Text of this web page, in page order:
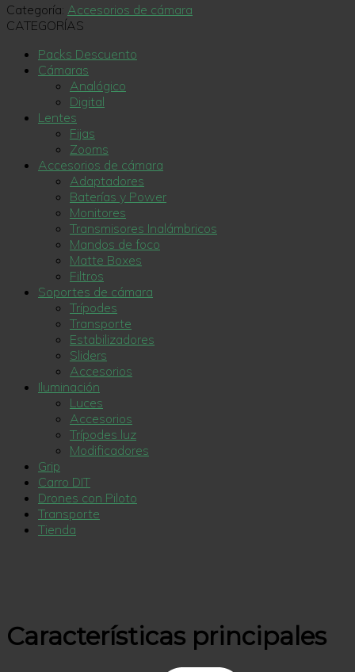
Categoría: Accesorios de cámara
CATEGORÍAS
Packs Descuento
Cámaras
Analógico
Digital
Lentes
Fijas
Zooms
Accesorios de cámara
Adaptadores
Baterías y Power
Monitores
Transmisores Inalámbricos
Mandos de foco
Matte Boxes
Filtros
Soportes de cámara
Trípodes
Transporte
Estabilizadores
Sliders
Accesorios
Iluminación
Luces
Accesorios
Trípodes luz
Modificadores
Grip
Carro DIT
Drones con Piloto
Transporte
Tienda
Características principales